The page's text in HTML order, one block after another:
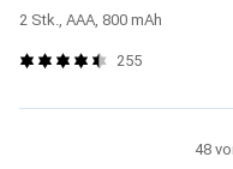
2 Stk., AAA, 800 mAh
255
48